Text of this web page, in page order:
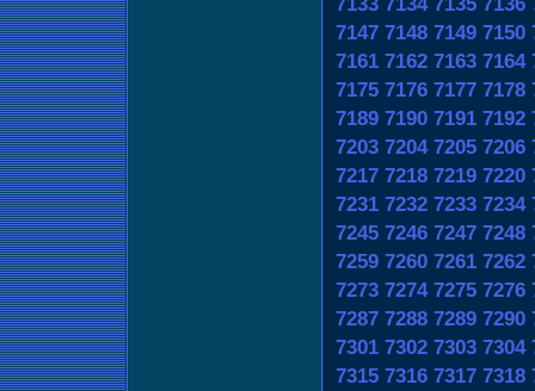
7147 7148 7149 7150
7161 7162 7163 7164
7175 7176 7177 7178
7189 7190 7191 7192
7203 7204 7205 7206
7217 7218 7219 7220
7231 7232 7233 7234
7245 7246 7247 7248
7259 7260 7261 7262
7273 7274 7275 7276
7287 7288 7289 7290
7301 7302 7303 7304
7315 7316 7317 7318